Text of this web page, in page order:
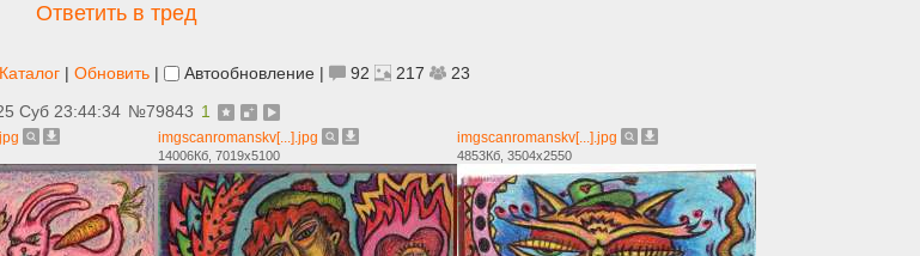
Ответить в тред
Каталог | Обновить | Автообновление | 92 217 23
Суб 23:44:34 №79843 1
imgscanromanskv[...].jpg
14006Кб, 7019x5100
imgscanromanskv[...].jpg
4853Кб, 3504x2550